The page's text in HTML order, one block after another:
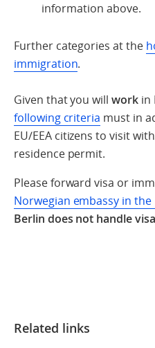
information above.
Further categories at the
immigration.
Given that you willworkin
following criteria must in
EU/EEA citizens to visit
residence permit.
Please forward visa or
Norwegian embassy in the
Berlin does not handle
Related links